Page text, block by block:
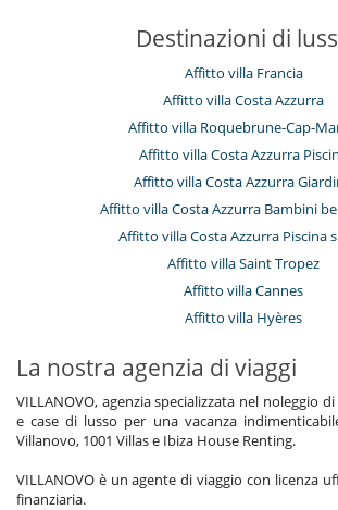
Destinazioni di
Affitto villa Francia
Affitto villa Costa Azzurra
Affitto villa Roquebrune-Cap-
Affitto villa Costa Azzurra
Affitto villa Costa Azzurra
Affitto villa Costa Azzurra Bambini
Affitto villa Costa Azzurra Piscina
Affitto villa Saint Tropez
Affitto villa Cannes
Affitto villa Hyères
La nostra agenzia di viaggi
VILLANOVO, agenzia specializzata nel noleggio
e case di lusso per una vacanza
Villanovo, 1001 Villas e Ibiza House Renting.
VILLANOVO è un agente di viaggio con licenza
finanziaria.